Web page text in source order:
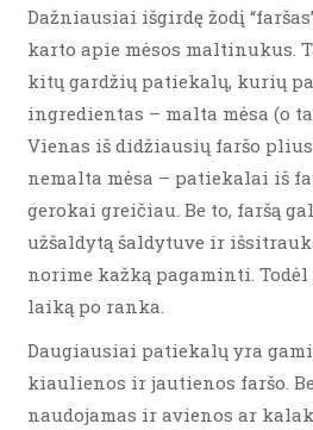
Dažniausiai išgirdę žodį
karto apie mėsos maltinukus.
kitų gardžių patiekalų, kurių
ingredientas – malta mėsa (o
Vienas iš didžiausių faršo
nemalta mėsa – patiekalai iš
gerokai greičiau. Be to, faršą
užšaldytą šaldytuve ir
norime kažką pagaminti.
laiką po ranka.
Daugiausiai patiekalų yra
kiaulienos ir jautienos faršo.
naudojamas ir avienos ar